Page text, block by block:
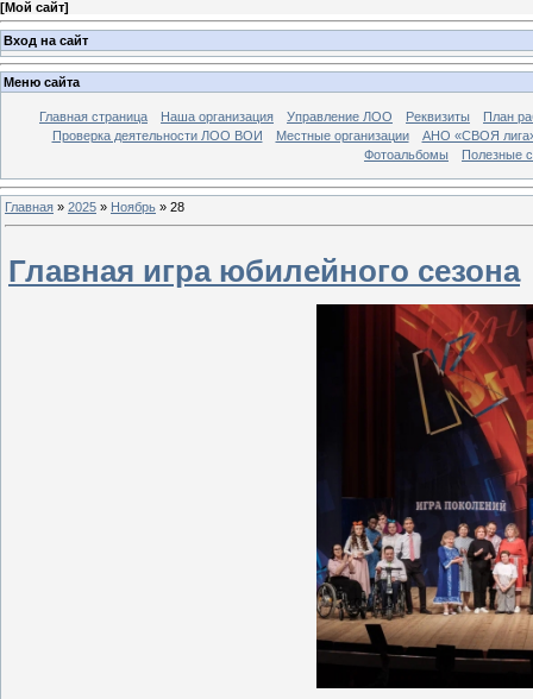
[Мой сайт]
Вход на сайт
Меню сайта
Главная страница Наша организация Управление ЛОО Реквизиты
План
Проверка деятельности ЛОО ВОИ
Местные организации
АНО «СВОЯ
Фотоальбомы
Полезные
Главная » 2025 » Ноябрь » 28
Главная игра юбилейного сезона